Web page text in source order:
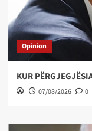
Opinion
KUR
07/08/2026 0